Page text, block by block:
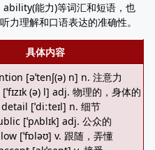
能力)等词汇和短语，也
力理解和口语表达的准确性。
具体内容
[əˈtenʃ(ə) n] n. 注意力
(ə) l] adj. 物理的，身体的
[ˈdiːteɪl] n. 细节
[ˈpʌblɪk] adj. 公众的
[ˈfɒləʊ] v. 跟随，弄懂